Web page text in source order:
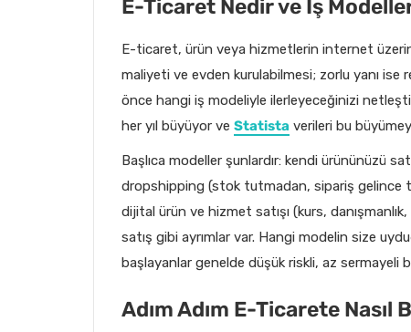
E-Ticaret Nedir ve İş
E-ticaret, ürün veya hizmetlerin internet
maliyeti ve evden kurulabilmesi; zorlu yanı
önce hangi iş modeliyle ilerleyeceğinizi
her yıl büyüyor ve Statista verileri bu
Başlıca modeller şunlardır: kendi ürününüzü
dropshipping (stok tutmadan, sipariş gelince
dijital ürün ve hizmet satışı (kurs,
satış gibi ayrımlar var. Hangi modelin size
başlayanlar genelde düşük riskli, az sermayeli
Adım Adım E-Ticarete Nasıl